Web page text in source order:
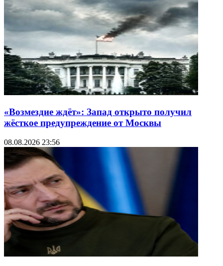
«Возмездие ждёт»: Запад открыто получил
жёсткое предупреждение от Москвы
08.08.2026 23:56